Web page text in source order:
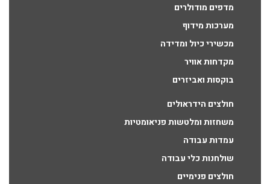
מדפים מודולרים
מערכות מידוף
מכשירי כיול ומדידה
מקדחות אוויר
בוקסות ואביזרים
חולצים הידראולים
משחזות ומלטשות פניאומטיות
עמדות עבודה
שולחנות כלי עבודה
חולצים פנימיים